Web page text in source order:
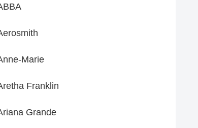
Marie
Franklin
Grande